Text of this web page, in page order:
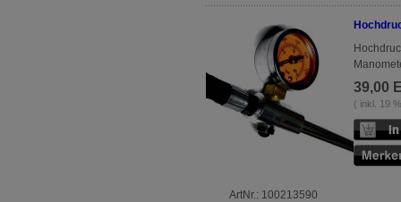
ArtNr.: 100213590
39,00
( inkl. 19